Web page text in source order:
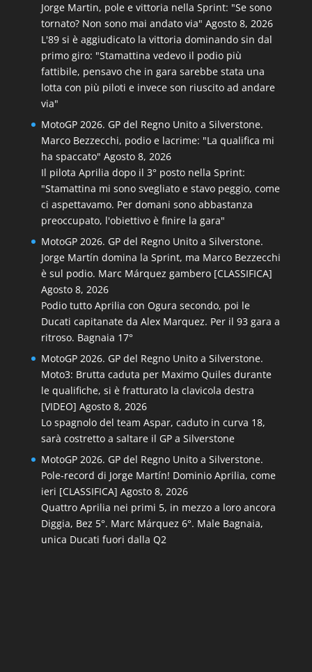
Jorge Martin, pole e vittoria nella Sprint: "Se sono
tornato? Non sono mai andato via" Agosto 8, 2026
L'89 si è aggiudicato la vittoria dominando sin dal
primo giro: "Stamattina vedevo il podio più
fattibile, pensavo che in gara sarebbe stata una
lotta con più piloti e invece son riuscito ad andare
via"
MotoGP 2026. GP del Regno Unito a Silverstone.
Marco Bezzecchi, podio e lacrime: "La qualifica mi
ha spaccato" Agosto 8, 2026
Il pilota Aprilia dopo il 3° posto nella Sprint:
"Stamattina mi sono svegliato e stavo peggio, come
ci aspettavamo. Per domani sono abbastanza
preoccupato, l'obiettivo è finire la gara"
MotoGP 2026. GP del Regno Unito a Silverstone.
Jorge Martín domina la Sprint, ma Marco Bezzecchi
è sul podio. Marc Márquez gambero [CLASSIFICA]
Agosto 8, 2026
Podio tutto Aprilia con Ogura secondo, poi le
Ducati capitanate da Alex Marquez. Per il 93 gara a
ritroso. Bagnaia 17°
MotoGP 2026. GP del Regno Unito a Silverstone.
Moto3: Brutta caduta per Maximo Quiles durante
le qualifiche, si è fratturato la clavicola destra
[VIDEO] Agosto 8, 2026
Lo spagnolo del team Aspar, caduto in curva 18,
sarà costretto a saltare il GP a Silverstone
MotoGP 2026. GP del Regno Unito a Silverstone.
Pole-record di Jorge Martín! Dominio Aprilia, come
ieri [CLASSIFICA] Agosto 8, 2026
Quattro Aprilia nei primi 5, in mezzo a loro ancora
Diggia, Bez 5°. Marc Márquez 6°. Male Bagnaia,
unica Ducati fuori dalla Q2